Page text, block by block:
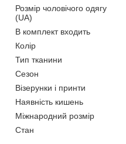
Розмір чоловічого одягу
(UA)
В комплект входить
Колір
Тип тканини
Сезон
Візерунки і принти
Наявність кишень
Міжнародний розмір
Стан